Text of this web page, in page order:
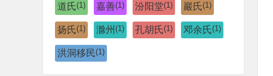
道氏(1) 嘉善(1) 汾阳堂(1) 巖氏(1)
扬氏(1) 滁州 (1) 孔胡氏(1) 邓余氏(1)
洪洞移民(1)